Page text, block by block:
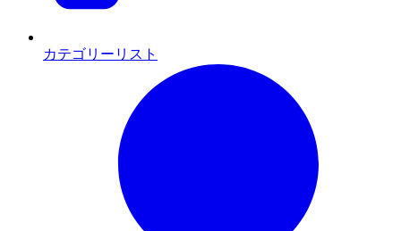
カテゴリーリスト